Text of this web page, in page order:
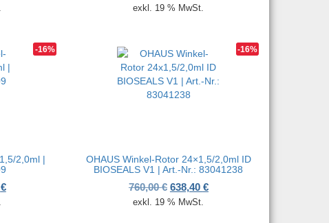
exkl. 19 % MwSt.
-16%
2,0ml |
Preis war: 196,50 €
€Aktueller Preis ist: 165,06 €.
-16%
OHAUS Winkel-Rotor 24×1,5/2,0ml ID
BIOSEALS V1 | Art.-Nr.: 83041238
760,00€ Ursprünglicher Preis war: 760,00
638,40 €Aktueller Preis ist:
exkl. 19 % MwSt.